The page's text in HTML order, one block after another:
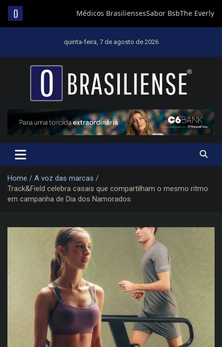
quinta-feira, 7 de agosto de 2026
Um diário de notícias que trabalha por Brasília
Home
A voz das marcas
Track&Field celebra casais que compartilham o mesmo ritmo
em campanha de Dia dos Namorados